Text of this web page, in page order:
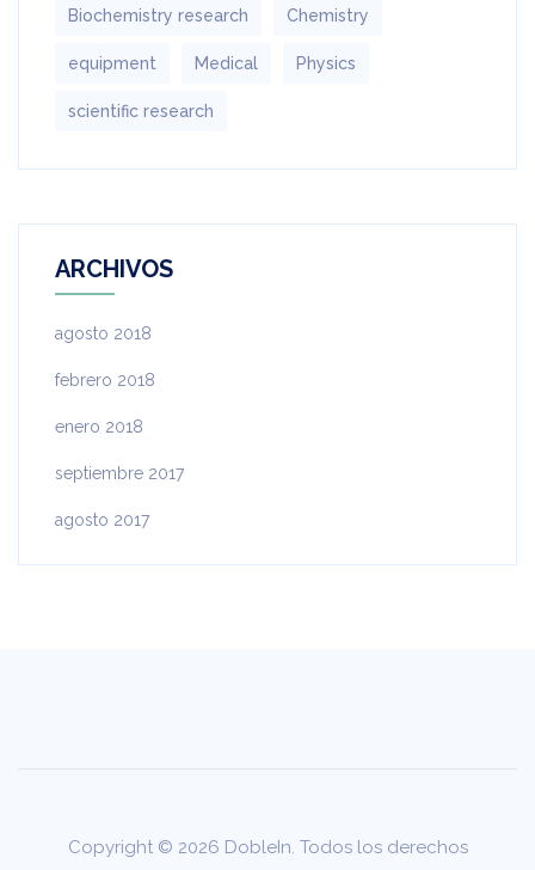
Biochemistry research Chemistry
equipment‎ Medical Physics
scientific research
ARCHIVOS
agosto 2018
febrero 2018
enero 2018
septiembre 2017
agosto 2017
Copyright © 2026 DobleIn. Todos los derechos